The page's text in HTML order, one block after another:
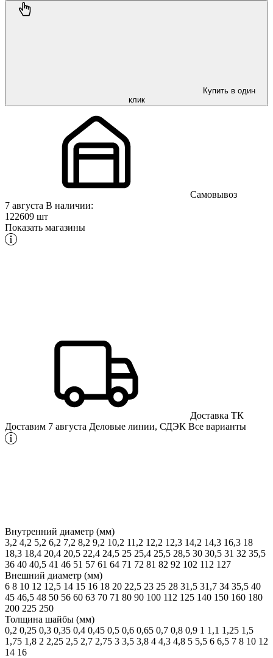
Купить в один
клик
Самовывоз
7 августа В наличии:
122609 шт
Показать магазины
Доставка ТК
Доставим 7 августа Деловые линии, СДЭК Все варианты
Внутренний диаметр (мм)
3,2 4,2 5,2 6,2 7,2 8,2 9,2 10,2 11,2 12,2 12,3 14,2 14,3 16,3 18
18,3 18,4 20,4 20,5 22,4 24,5 25 25,4 25,5 28,5 30 30,5 31 32 35,5
36 40 40,5 41 46 51 57 61 64 71 72 81 82 92 102 112 127
Внешний диаметр (мм)
6 8 10 12 12,5 14 15 16 18 20 22,5 23 25 28 31,5 31,7 34 35,5 40
45 46,5 48 50 56 60 63 70 71 80 90 100 112 125 140 150 160 180
200 225 250
Толщина шайбы (мм)
0,2 0,25 0,3 0,35 0,4 0,45 0,5 0,6 0,65 0,7 0,8 0,9 1 1,1 1,25 1,5
1,75 1,8 2 2,25 2,5 2,7 2,75 3 3,5 3,8 4 4,3 4,8 5 5,5 6 6,5 7 8 10 12
14 16